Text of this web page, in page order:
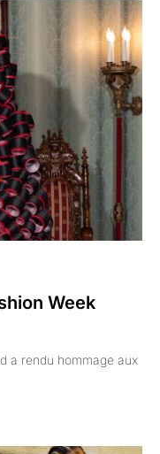
Week
a rendu hommage aux